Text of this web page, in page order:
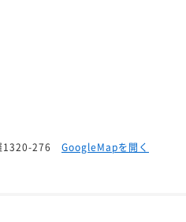
1320-276 GoogleMapを開く